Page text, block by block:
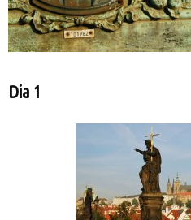
Dia 1